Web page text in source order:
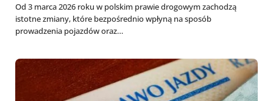
Od 3 marca 2026 roku w polskim prawie drogowym zachodzą
istotne zmiany, które bezpośrednio wpłyną na sposób
prowadzenia pojazdów oraz…